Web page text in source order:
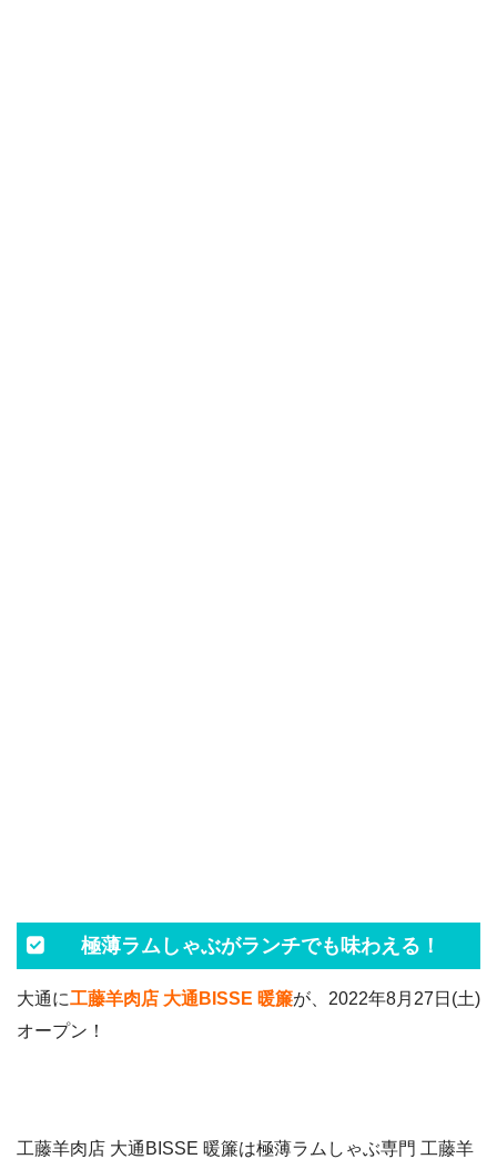
極薄ラムしゃぶがランチでも味わえる！
大通に工藤羊肉店 大通BISSE 暖簾が、2022年8月27日(土)
オープン！
工藤羊肉店 大通BISSE 暖簾は極薄ラムしゃぶ専門 工藤羊